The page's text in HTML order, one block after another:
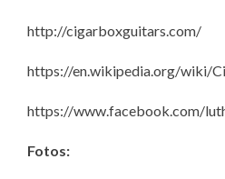
http://cigarboxguitars.com/
https://en.wikipedia.org/wiki/
https://www.facebook.com/
Fotos: